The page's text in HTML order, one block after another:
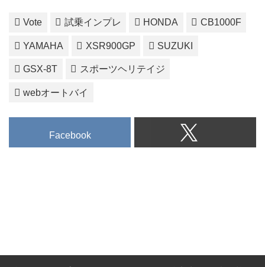
Vote 試乗インプレ HONDA CB1000F
YAMAHA XSR900GP SUZUKI
GSX-8T スポーツヘリテイジ
webオートバイ
Facebook